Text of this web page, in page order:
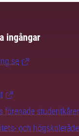
ingångar
förenade
och